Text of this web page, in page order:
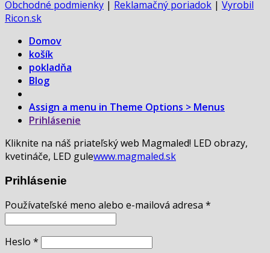
Obchodné podmienky | Reklamačný poriadok | Vyrobil
Ricon.sk
Domov
košík
pokladňa
Blog
Assign a menu in Theme Options > Menus
Prihlásenie
Kliknite na náš priateľský web Magmaled! LED obrazy,
kvetináče, LED gulewww.magmaled.sk
Prihlásenie
Používateľské meno alebo e-mailová adresa *
Heslo *